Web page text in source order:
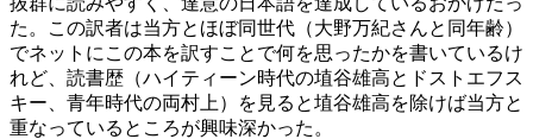
た。この訳者は当方とほぼ同世代（大野万紀さんと同年齢）
でネットにこの本を訳すことで何を思ったかを書いているけ
れど、読書歴（ハイティーン時代の埴谷雄高とドストエフス
キー、青年時代の両村上）を見ると埴谷雄高を除けば当方と
重なっているところが興味深かった。